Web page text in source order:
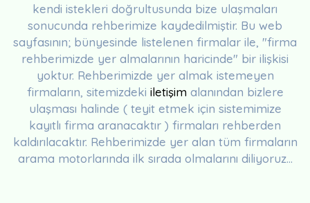
kendi istekleri doğrultusunda bize ulaşmaları
sonucunda rehberimize kaydedilmiştir. Bu web
sayfasının; bünyesinde listelenen firmalar ile, "firma
rehberimizde yer almalarının haricinde" bir ilişkisi
yoktur. Rehberimizde yer almak istemeyen
firmaların, sitemizdeki iletişim alanından bizlere
ulaşması halinde ( teyit etmek için sistemimize
kayıtlı firma aranacaktır ) firmaları rehberden
kaldırılacaktır. Rehberimizde yer alan tüm firmaların
arama motorlarında ilk sırada olmalarını diliyoruz...